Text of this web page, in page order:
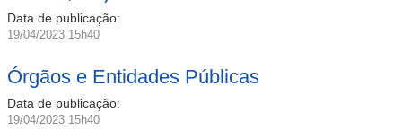
Data de publicação:
19/04/2023 15h40
Órgãos e Entidades Públicas
Data de publicação:
19/04/2023 15h40